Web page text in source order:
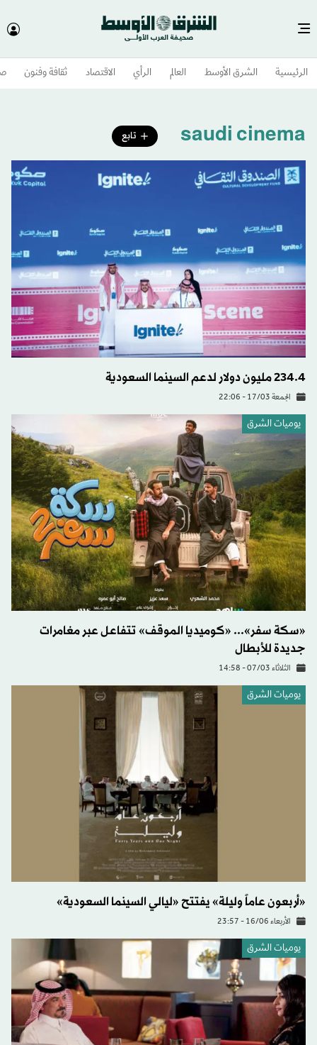
الرئيسية الشرق الأوسط​ العالم الرأي الاقتصاد ثقافة وفنون
saudi cinema تابع
234.4 مليون دولار لدعم السينما السعودية
الجمعة 17/03 - 22:06
يوميات الشرق
«سكة سفر»... «كوميديا الموقف» تتفاعل عبر مغامرات
جديدة للأبطال
الثلاثاء 07/03 - 14:58
يوميات الشرق
«أربعون عاماً وليلة» يفتتح «ليالي السينما السعودية»
الأربعاء 16/06 - 23:57
يوميات الشرق